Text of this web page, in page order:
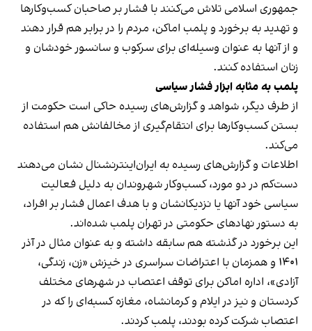
جمهوری اسلامی تلاش می‌کنند با فشار بر صاحبان کسب‌وکارها
و تهدید به برخورد و پلمب اماکن، مردم را در برابر هم قرار دهند
و از آنها به عنوان وسیله‌ای برای سرکوب و سانسور خودشان و
زنان استفاده کنند.
پلمب به مثابه ابزار فشار سیاسی
از طرف دیگر، شواهد و گزارش‌های رسیده حاکی است حکومت از
بستن کسب‌وکارها برای انتقام‌گیری از مخالفانش هم استفاده
می‌کند.
اطلاعات و گزارش‌های رسیده به ایران‌اینترنشنال نشان می‌دهند
دست‌کم در دو مورد، کسب‌وکار شهروندان به دلیل فعالیت
سیاسی خود آنها یا نزدیکانشان و با هدف اعمال فشار بر افراد،
به دستور نهادهای حکومتی در تهران پلمب شده‌اند.
این برخورد در گذشته هم سابقه داشته و به عنوان مثال در آذر
۱۴۰۱ و همزمان با اعتراضات سراسری در خیزش «زن، زندگی،
آزادی»، اداره اماکن برای توقف اعتصاب در شهرهای مختلف
کردستان و نیز در ایلام و کرمانشاه، مغازه کسبه‌ای را که در
اعتصاب شرکت کرده بودند، پلمب کردند.